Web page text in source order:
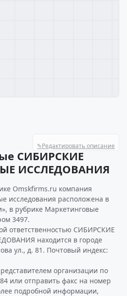
✎Редактировать описание
СИБИРСКИЕ
ИССЛЕДОВАНИЯ
Omskfirms.ru компания
исследования расположена в
в рубрике Маркетинговые
3497.
ответственностью СИБИРСКИЕ
находится в городе
ул., д. 81. Почтовый индекс:
организации по
или отправить факс на номер
подробной информации,